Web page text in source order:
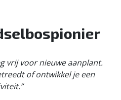
vrij voor nieuwe aanplant.
of ontwikkel je een